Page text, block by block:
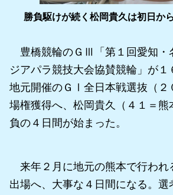
勝負駆けが続く松岡貴久は初日か
豊橋競輪のＧⅢ「第１回愛知・
ジアパラ競技大会協賛競輪」が１
地元開催のＧⅠ全日本戦選抜（２
場権獲得へ、松岡貴久（４１＝熊
負の４日間が始まった。
来年２月に地元の熊本で行わ
出場へ、大事な４日間になる。選